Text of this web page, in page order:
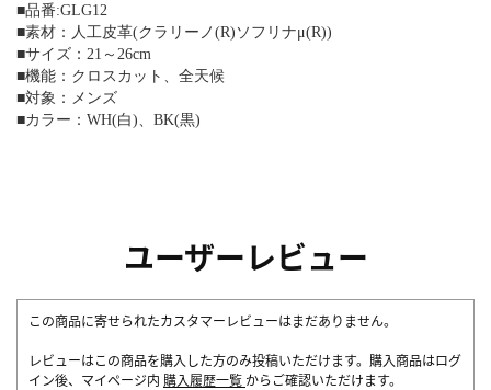
■品番:GLG12
■素材：人工皮革(クラリーノ(R)ソフリナμ(R))
■サイズ：21～26cm
■機能：クロスカット、全天候
■対象：メンズ
■カラー：WH(白)、BK(黒)
ユーザーレビュー
この商品に寄せられたカスタマーレビューはまだありません。
レビューはこの商品を購入した方のみ投稿いただけます。購入商品はログ
イン後、マイページ内 購入履歴一覧 からご確認いただけます。